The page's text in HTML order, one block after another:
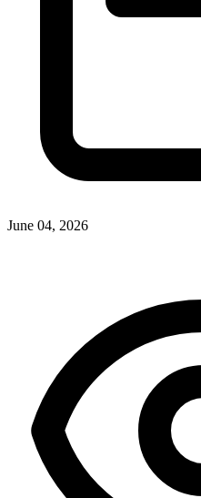
June 04, 2026